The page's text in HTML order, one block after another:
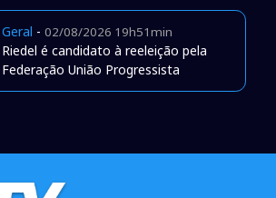
Geral - 02/08/2026 19h51min
Riedel é candidato à reeleição pela
Federação União Progressista